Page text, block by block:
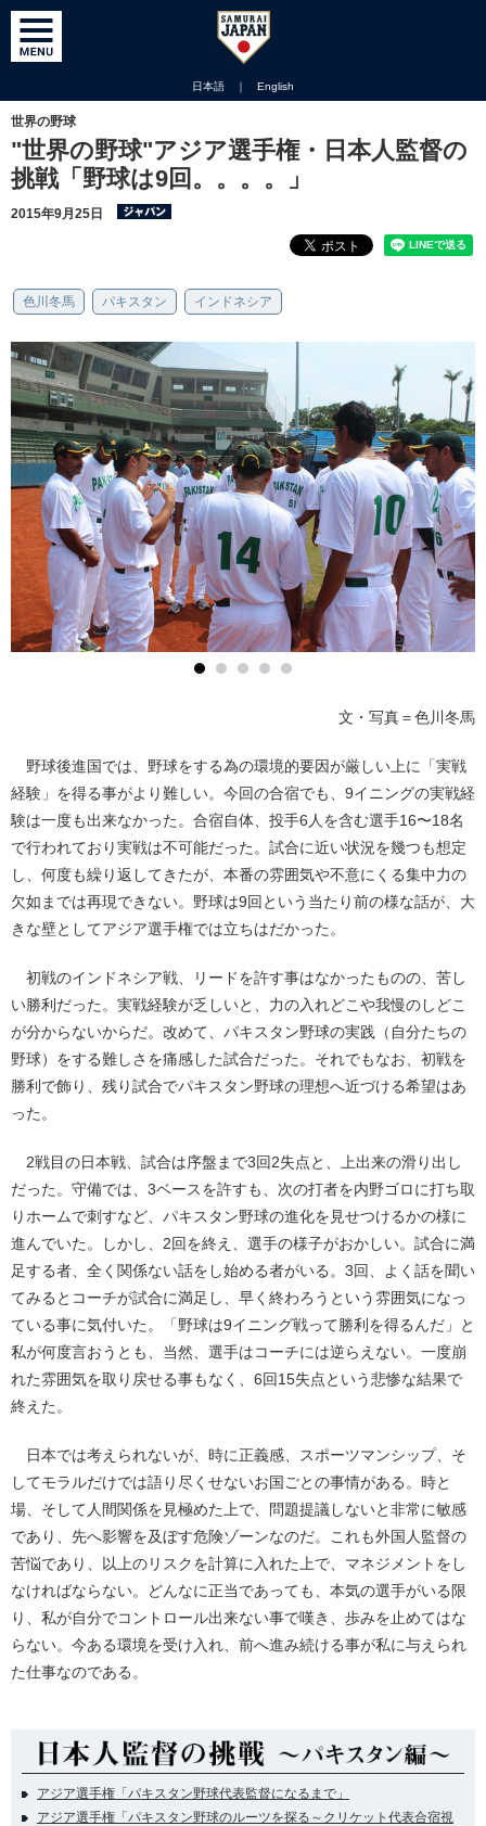
日本語 ｜ English
世界の野球
"世界の野球"アジア選手権・日本人監督の
挑戦「野球は9回。。。。」
2015年9月25日
色川冬馬 パキスタン インドネシア
文・写真＝色川冬馬
野球後進国では、野球をする為の環境的要因が厳しい上に「実戦
経験」を得る事がより難しい。今回の合宿でも、9イニングの実戦経
験は一度も出来なかった。合宿自体、投手6人を含む選手16〜18名
で行われており実戦は不可能だった。試合に近い状況を幾つも想定
し、何度も繰り返してきたが、本番の雰囲気や不意にくる集中力の
欠如までは再現できない。野球は9回という当たり前の様な話が、大
きな壁としてアジア選手権では立ちはだかった。
初戦のインドネシア戦、リードを許す事はなかったものの、苦し
い勝利だった。実戦経験が乏しいと、力の入れどこや我慢のしどこ
が分からないからだ。改めて、パキスタン野球の実践（自分たちの
野球）をする難しさを痛感した試合だった。それでもなお、初戦を
勝利で飾り、残り試合でパキスタン野球の理想へ近づける希望はあ
った。
2戦目の日本戦、試合は序盤まで3回2失点と、上出来の滑り出し
だった。守備では、3ベースを許すも、次の打者を内野ゴロに打ち取
りホームで刺すなど、パキスタン野球の進化を見せつけるかの様に
進んでいた。しかし、2回を終え、選手の様子がおかしい。試合に満
足する者、全く関係ない話をし始める者がいる。3回、よく話を聞い
てみるとコーチが試合に満足し、早く終わろうという雰囲気になっ
ている事に気付いた。「野球は9イニング戦って勝利を得るんだ」と
私が何度言おうとも、当然、選手はコーチには逆らえない。一度崩
れた雰囲気を取り戻せる事もなく、6回15失点という悲惨な結果で
終えた。
日本では考えられないが、時に正義感、スポーツマンシップ、そ
してモラルだけでは語り尽くせないお国ごとの事情がある。時と
場、そして人間関係を見極めた上で、問題提議しないと非常に敏感
であり、先へ影響を及ぼす危険ゾーンなのだ。これも外国人監督の
苦悩であり、以上のリスクを計算に入れた上で、マネジメントをし
なければならない。どんなに正当であっても、本気の選手がいる限
り、私が自分でコントロール出来ない事で嘆き、歩みを止めてはな
らない。今ある環境を受け入れ、前へ進み続ける事が私に与えられ
た仕事なのである。
アジア選手権「パキスタン野球代表監督になるまで」
アジア選手権「パキスタン野球のルーツを探る～クリケット代表合宿視